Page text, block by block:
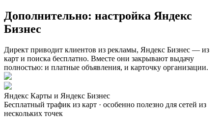
Дополнительно: настройка Яндекс
Бизнес
Директ приводит клиентов из рекламы, Яндекс Бизнес — из
карт и поиска бесплатно. Вместе они закрывают выдачу
полностью: и платные объявления, и карточку организации.
Яндекс Карты и Яндекс Бизнес
Бесплатный трафик из карт · особенно полезно для сетей из
нескольких точек